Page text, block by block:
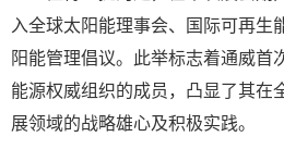
入全球太阳能理事会、国际可再生
阳能管理倡议。此举标志着通威首
能源权威组织的成员，凸显了其在
展领域的战略雄心及积极实践。